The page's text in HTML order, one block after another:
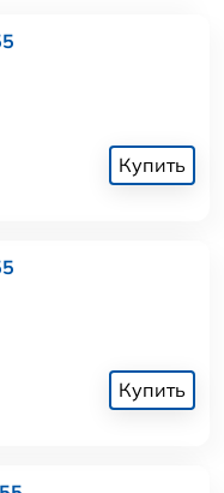
Купить
Купить